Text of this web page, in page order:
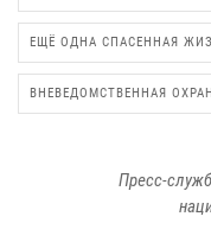
ЕЩЁ ОДНА СПАСЕННАЯ
ВНЕВЕДОМСТВЕННАЯ
Пресс-